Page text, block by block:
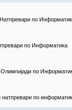
по
по Информатика
Олимпијади по
натпревари по